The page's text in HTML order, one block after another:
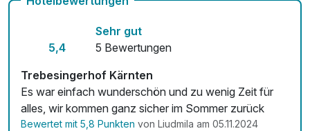
Fitnessgeräte stehen bereit
Kostenloses W-LAN
Mit Hotelbar
5,4
Sehr gut
5 Bewertungen
Trebesingerhof Kärnten
Es war einfach wunderschön und zu wenig Zeit für
alles, wir kommen ganz sicher im Sommer zurück
Bewertet mit 5,8 Punkten von Liudmila am 05.11.2024